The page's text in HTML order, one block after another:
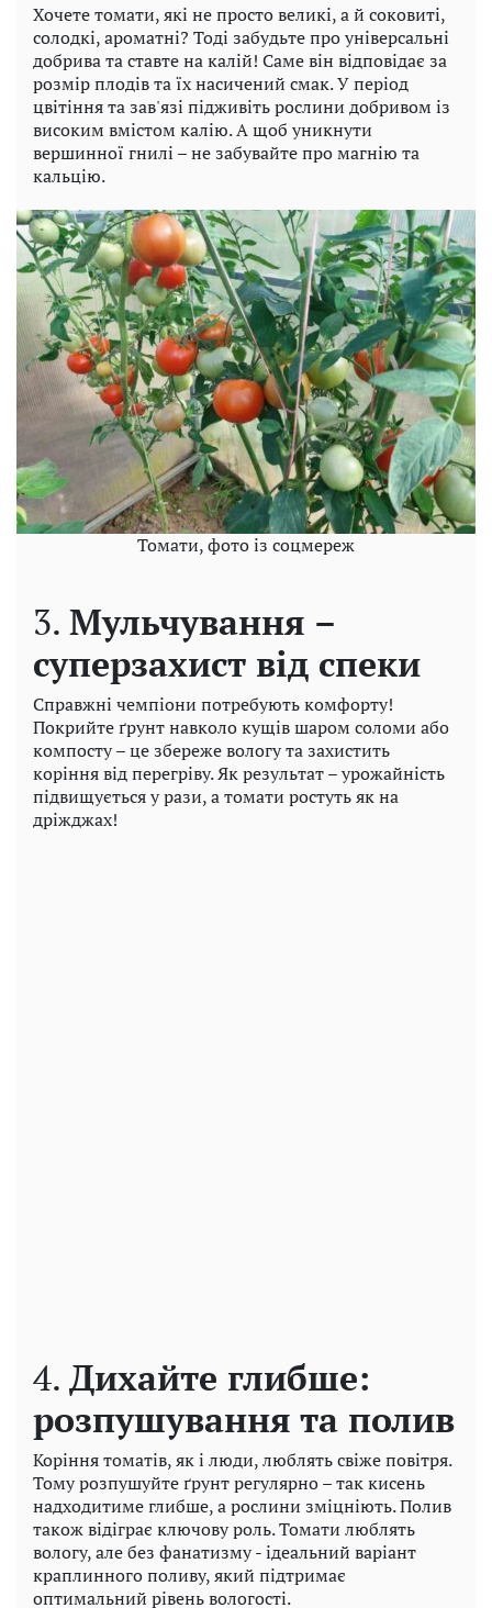
Хочете томати, які не просто великі, а й соковиті,
солодкі, ароматні? Тоді забудьте про універсальні
добрива та ставте на калій! Саме він відповідає за
розмір плодів та їх насичений смак. У період
цвітіння та зав'язі підживіть рослини добривом із
високим вмістом калію. А щоб уникнути
вершинної гнилі – не забувайте про магнію та
кальцію.
Томати, фото із соцмереж
3. Мульчування –
суперзахист від спеки
Справжні чемпіони потребують комфорту!
Покрийте ґрунт навколо кущів шаром соломи або
компосту – це збереже вологу та захистить
коріння від перегріву. Як результат – урожайність
підвищується у рази, а томати ростуть як на
дріжджах!
4. Дихайте глибше:
розпушування та полив
Коріння томатів, як і люди, люблять свіже повітря.
Тому розпушуйте ґрунт регулярно – так кисень
надходитиме глибше, а рослини зміцніють. Полив
також відіграє ключову роль. Томати люблять
вологу, але без фанатизму - ідеальний варіант
краплинного поливу, який підтримає
оптимальний рівень вологості.